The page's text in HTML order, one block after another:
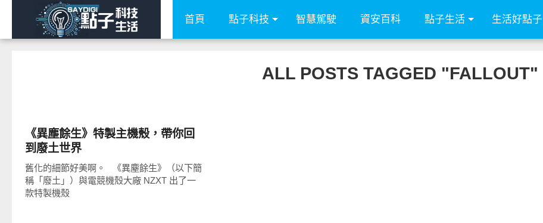
首頁 點子科技 智慧駕駛 資安百科 點子生活 生活好點子
ALL POSTS TAGGED "FALLOUT"
《異塵餘生》特製主機殼，帶你回
到廢土世界
舊化的細節好美啊。 《異塵餘生》（以下簡
稱「廢土」）與電競機殼大廠 NZXT 出了一
款特製機殼